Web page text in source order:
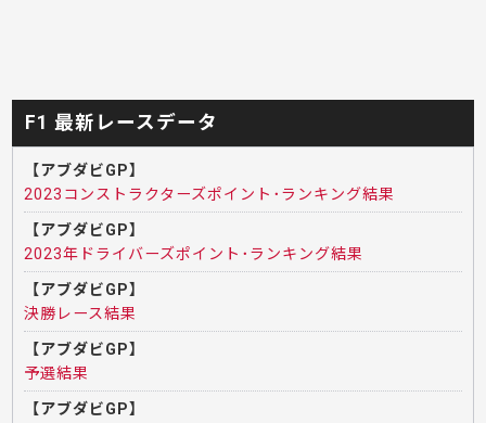
F1 最新レースデータ
【アブダビGP】
2023コンストラクターズポイント･ランキング結果
【アブダビGP】
2023年ドライバーズポイント･ランキング結果
【アブダビGP】
決勝レース結果
【アブダビGP】
予選結果
【アブダビGP】